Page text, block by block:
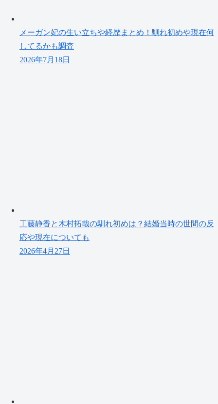
メーガン妃の生い立ちや経歴まとめ！馴れ初めや現在何
してるかも調査
2026年7月18日
工藤静香と木村拓哉の馴れ初めは？結婚当時の世間の反
応や現在についても
2026年4月27日